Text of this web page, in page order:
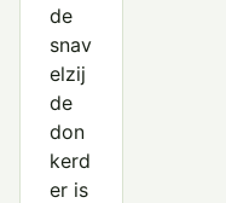
de
snav
elzij
de
don
kerd
er is